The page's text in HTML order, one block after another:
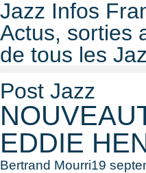
Jazz Infos
Actus, sorties
de tous les
Post Jazz
EDDIE
Bertrand Mourri19